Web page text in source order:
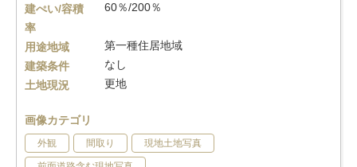
建ぺい/容積
率
60％/200％
用途地域
第一種住居地域
建築条件
なし
土地現況
更地
画像カテゴリ
外観 間取り 現地土地写真